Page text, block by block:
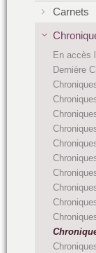
Carnets
En accès
Dernière